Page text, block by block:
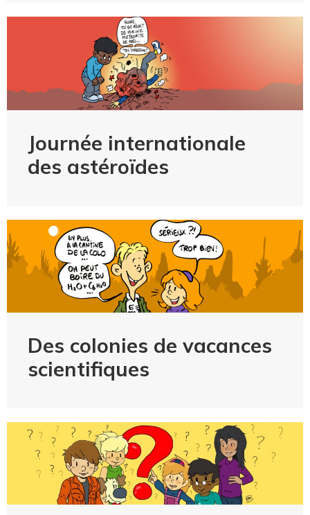
Journée internationale
des astéroïdes
Des colonies de vacances
scientifiques